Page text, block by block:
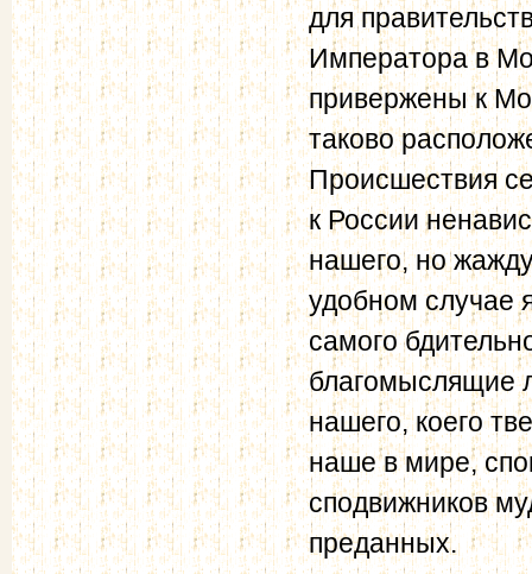
для
Императора в
привержены к
таково
Происшествия
к России
нашего, но
удобном случае
самого
благомыслящие
нашего, коего
наше в мире,
сподвижников
преданных.